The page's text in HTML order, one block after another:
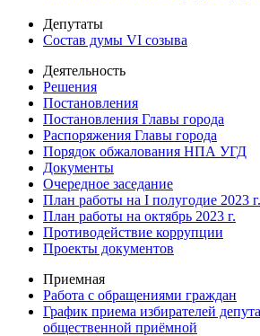
Депутаты
Состав думы VI созыва
Деятельность
Решения
Постановления
Постановления Главы города
Распоряжения Главы города
Порядок обжалования НПА УГД
Документы
Очередное заседание
План работы на I полугодие 2023 г.
План работы на октябрь 2023 г.
Противодействие коррупции
Проекты документов
Приемная
Работа с обращениями граждан
График приема избирателей
общественной приёмной